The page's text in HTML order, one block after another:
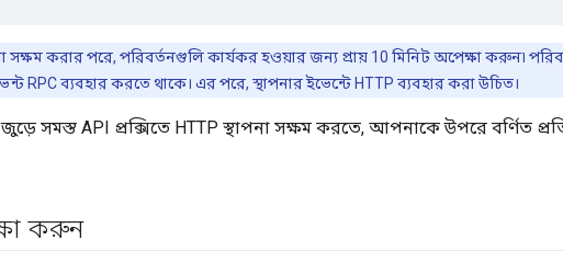
সক্ষম করার পরে, পরিবর্তনগুলি কার্যকর হওয়ার জন্য প্রায় 10 মিনিট অপেক্ষা করুন৷
RPC ব্যবহার করতে থাকে। এর পরে, স্থাপনার ইভেন্টে HTTP ব্যবহার করা উচিত।
সমস্ত API প্রক্সিতে HTTP স্থাপনা সক্ষম করতে, আপনাকে উপরে বর্ণিত
করুন